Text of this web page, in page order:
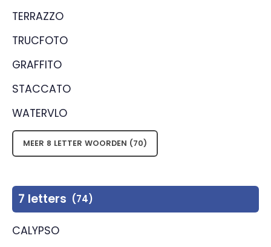
TERRAZZO
TRUCFOTO
GRAFFITO
STACCATO
WATERVLO
MEER 8 LETTER WOORDEN (70)
7 letters (74)
CALYPSO